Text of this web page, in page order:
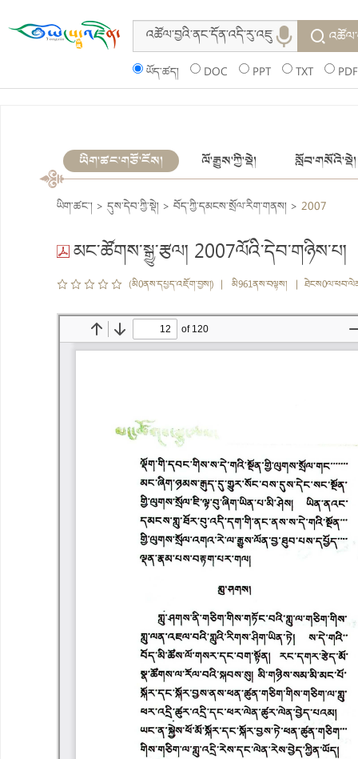
ཡོད་ཚད། DOC PPT TXT PDF
ཡིག་ཚང་གཙོ་ངོས། ལོ་རྒྱུས་ཀྱི་སྡེ། སློབ་གསོའི་སྡེ།
ཡིག་ཚང་། > དུས་དེབ་ཀྱི་སྡེ། > བོད་ཀྱི་དམངས་སྲོལ་རིག་གནས། > 2007
མང་ཚོགས་སྒྱུ་རྩལ། 2007ལོའི་དེབ་གཉིས་པ།
(མི0ནས་དཔྱད་འཇོག་བྱས།) | མི961ནས་བལྟས། |